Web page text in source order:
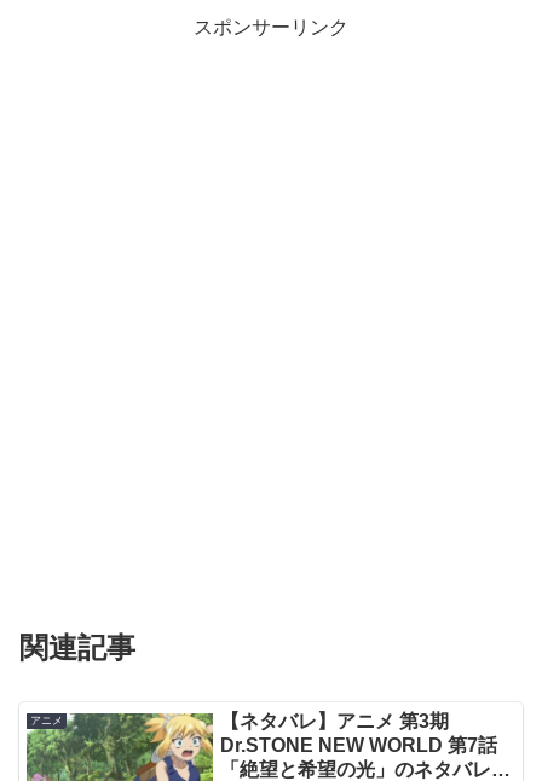
スポンサーリンク
関連記事
アニメ
【ネタバレ】アニメ 第3期
Dr.STONE NEW WORLD 第7話
「絶望と希望の光」のネタバレ、